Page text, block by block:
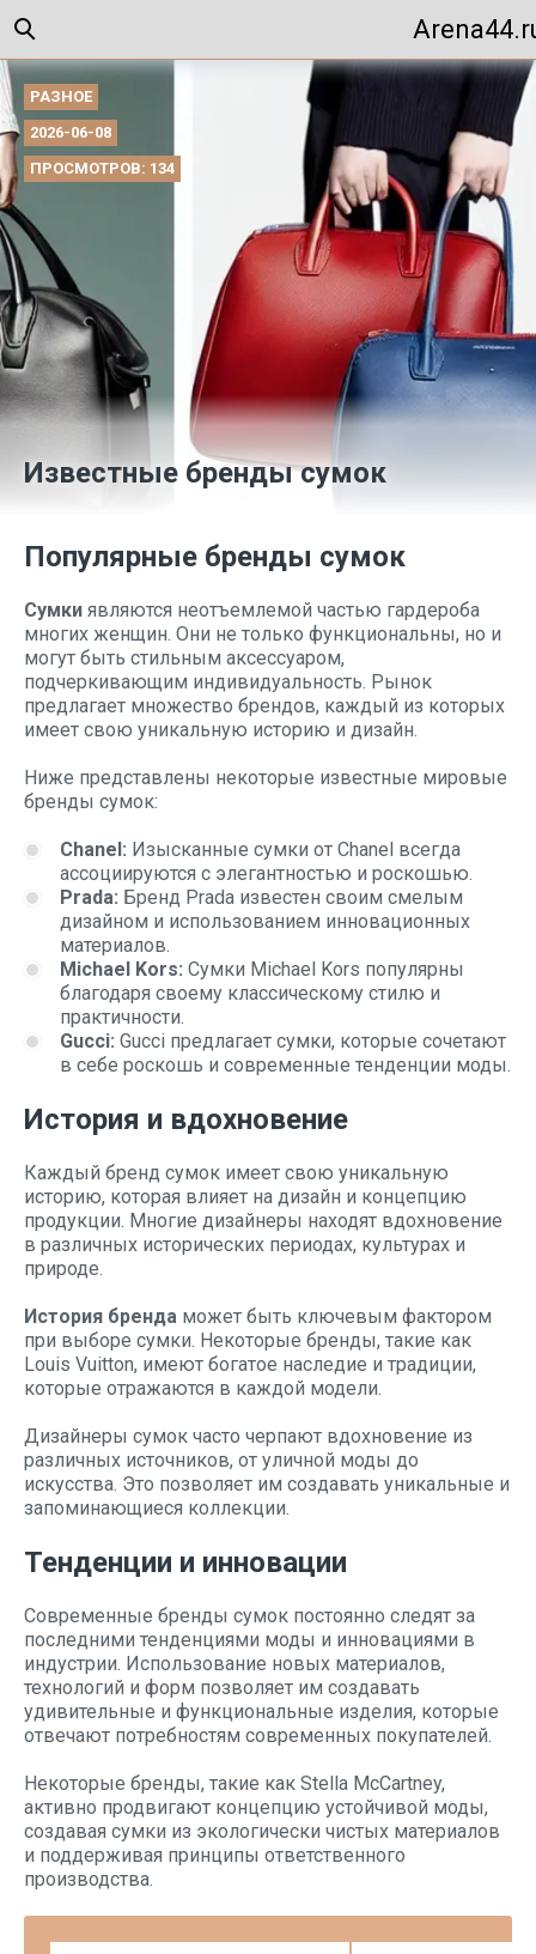
РАЗНОЕ
2026-06-08
ПРОСМОТРОВ: 134
Известные бренды сумок
Популярные бренды сумок
Сумки являются неотъемлемой частью гардероба
многих женщин. Они не только функциональны, но и
могут быть стильным аксессуаром,
подчеркивающим индивидуальность. Рынок
предлагает множество брендов, каждый из которых
имеет свою уникальную историю и дизайн.
Ниже представлены некоторые известные мировые
бренды сумок:
Chanel: Изысканные сумки от Chanel всегда
ассоциируются с элегантностью и роскошью.
Prada: Бренд Prada известен своим смелым
дизайном и использованием инновационных
материалов.
Michael Kors: Сумки Michael Kors популярны
благодаря своему классическому стилю и
практичности.
Gucci: Gucci предлагает сумки, которые сочетают
в себе роскошь и современные тенденции моды.
История и вдохновение
Каждый бренд сумок имеет свою уникальную
историю, которая влияет на дизайн и концепцию
продукции. Многие дизайнеры находят вдохновение
в различных исторических периодах, культурах и
природе.
История бренда может быть ключевым фактором
при выборе сумки. Некоторые бренды, такие как
Louis Vuitton, имеют богатое наследие и традиции,
которые отражаются в каждой модели.
Дизайнеры сумок часто черпают вдохновение из
различных источников, от уличной моды до
искусства. Это позволяет им создавать уникальные и
запоминающиеся коллекции.
Тенденции и инновации
Современные бренды сумок постоянно следят за
последними тенденциями моды и инновациями в
индустрии. Использование новых материалов,
технологий и форм позволяет им создавать
удивительные и функциональные изделия, которые
отвечают потребностям современных покупателей.
Некоторые бренды, такие как Stella McCartney,
активно продвигают концепцию устойчивой моды,
создавая сумки из экологически чистых материалов
и поддерживая принципы ответственного
производства.